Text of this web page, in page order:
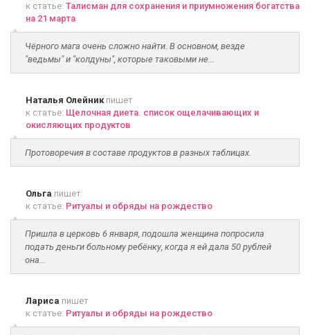
к статье: Талисман для сохранения и приумножения богатства
на 21 марта
Чёрного мага очень сложно найти. В основном, везде
"ведьмы" и "колдуны", которые таковыми не...
Наталья Олейникпишет
к статье: Щелочная диета. список ощелачивающих и
окисляющих продуктов
Протоворечия в составе продуктов в разных таблицах.
Ольга пишет
к статье: Ритуалы и обряды на рождество
Пришла в церковь 6 января, подошла женщина попросила
подать деньги больному ребёнку, когда я ей дала 50 рублей
она...
Лариса пишет
к статье: Ритуалы и обряды на рождество